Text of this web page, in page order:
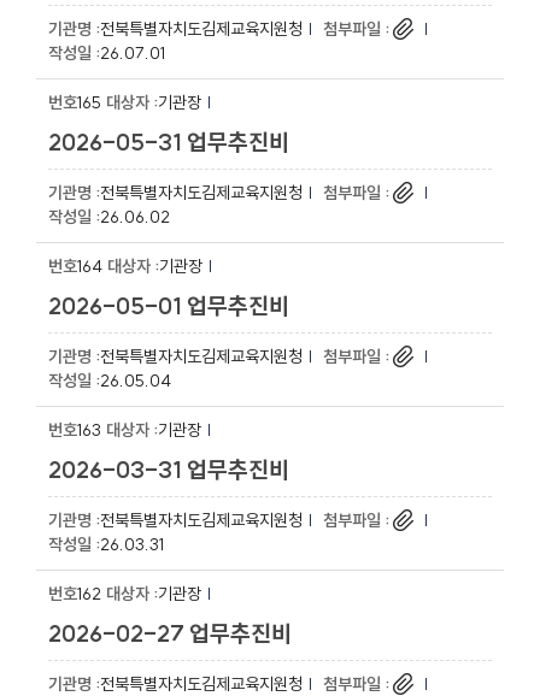
전북특별자치도김제교육지원청
26.07.01
165 기관장
2026-05-31 업무추진비
전북특별자치도김제교육지원청
26.06.02
164 기관장
2026-05-01 업무추진비
전북특별자치도김제교육지원청
26.05.04
163 기관장
2026-03-31 업무추진비
전북특별자치도김제교육지원청
26.03.31
162 기관장
2026-02-27 업무추진비
전북특별자치도김제교육지원청